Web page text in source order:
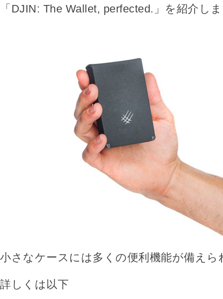
「DJIN: The Wallet, perfected.」を紹介し
小さなケースには多くの便利機能が備えら
詳しくは以下